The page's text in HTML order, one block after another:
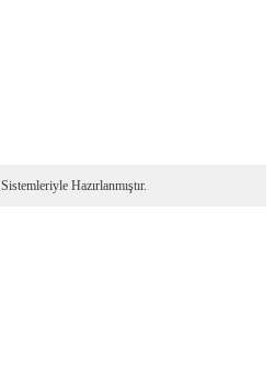
Sistemleriyle Hazırlanmıştır.